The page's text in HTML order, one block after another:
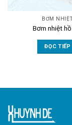
BƠM
Bơm nhiệt
ĐỌC TIẾP